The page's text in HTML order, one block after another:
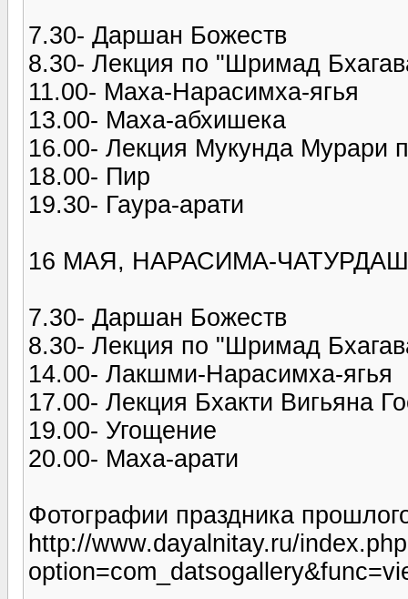
7.30- Даршан Божеств
8.30- Лекция по "Шримад
11.00- Маха-Нарасимха-ягья
13.00- Маха-абхишека
16.00- Лекция Мукунда Мурари
18.00- Пир
19.30- Гаура-арати
16 МАЯ, НАРАСИМА-
7.30- Даршан Божеств
8.30- Лекция по "Шримад
14.00- Лакшми-Нарасимха-ягья
17.00- Лекция Бхакти Вигьяна
19.00- Угощение
20.00- Маха-арати
Фотографии праздника
http://www.dayalnitay.ru/